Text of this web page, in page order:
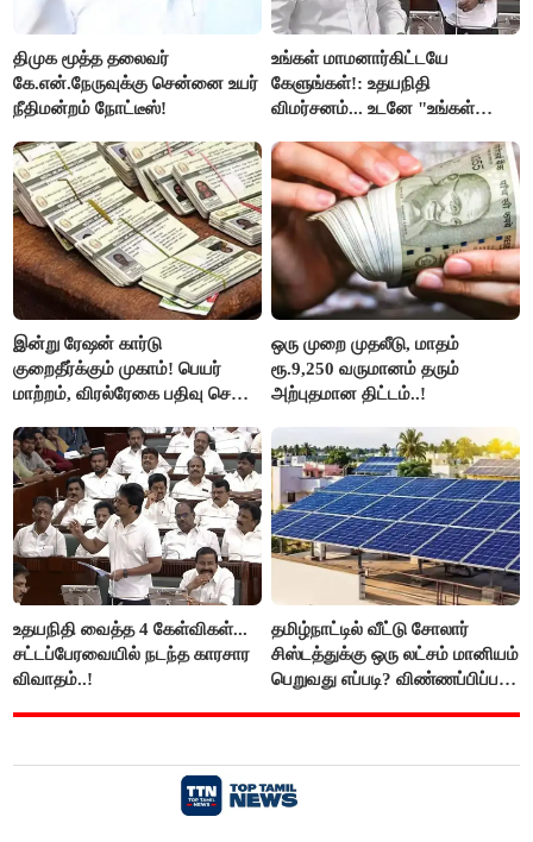
திமுக மூத்த தலைவர்
கே.என்.நேருவுக்கு சென்னை உயர்
நீதிமன்றம் நோட்டீஸ்!
உங்கள் மாமனார்கிட்டயே
கேளுங்கள்!: உதயநிதி
விமர்சனம்... உடனே "உங்கள்
ஆதவ் அர்ஜுனா பதிலடி!
இன்று ரேஷன் கார்டு
குறைதீர்க்கும் முகாம்! பெயர்
மாற்றம், விரல்ரேகை பதிவு செய்ய
ஒரு முறை முதலீடு, மாதம்
ரூ.9,250 வருமானம் தரும்
அற்புதமான திட்டம்..!
உதயநிதி வைத்த 4 கேள்விகள்...
சட்டப்பேரவையில் நடந்த காரசார
விவாதம்..!
தமிழ்நாட்டில் வீட்டு சோலார்
சிஸ்டத்துக்கு ஒரு லட்சம் மானியம்
பெறுவது எப்படி? விண்ணப்பிப்பது